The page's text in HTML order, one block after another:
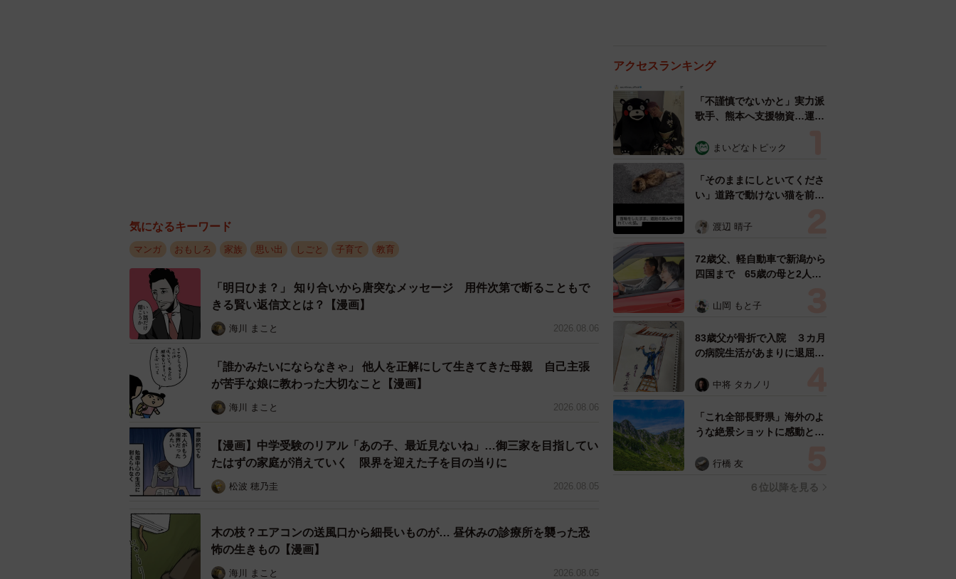
「しかもその子によって対応違ったりするから凄いよね～～。」
「仏先生のおかげで『しゃーだら』が仏教用語にしか聞こえない」
「仏様に見えるのは、わかる」
「保育士さんの給料あげてほしい」
漫画には絶賛コメントがたくさん寄せられ、素晴らしさと感謝の気持ちから手を合わせる人
まであらわれました。
保育士という仕事の素晴らしさを感じました
やまぎしさんに漫画について詳しく聞きました。
──仏先生に助けられましたね。
ベテラン先生なので、子どもへの接し方はいつもすごいなあ〜と思っていました。でも、
こんなに鮮やかな技を目の当たりにしたことは初めてだったのでびっくりしました。
──仏先生は、どんなところがスゴイと感じていますか？
こどもの細かい部分をよく見てくださっているな〜といつも思います。連絡帳の『今日の
気になるキーワード
マンガ おもしろ 家族 思い出 しごと 子育て 教育
「明日ひま？」 知り合いから唐突なメッセージ 用件次第で断ることもで
きる賢い返信文とは？【漫画】
海川 まこと 2026.08.06
「誰かみたいにならなきゃ」 他人を正解にして生きてきた母親 自己主張
が苦手な娘に教わった大切なこと【漫画】
海川 まこと 2026.08.06
【漫画】中学受験のリアル「あの子、最近見ないね」…御三家を目指してい
たはずの家庭が消えていく 限界を迎えた子を目の当りに
松波 穂乃圭 2026.08.05
木の枝？エアコンの送風口から細長いものが… 昼休みの診療所を襲った恐
怖の生きもの【漫画】
海川 まこと 2026.08.05
アクセスランキング
「不謹慎でないかと」実力派
歌手、熊本へ支援物資…運搬
めらい 「痛いほど伝わる」
まいどなトピック
「そのままにしといてくださ
い」道路で動けない猫を前に
ようとした4日間 「命の重
表の訴え
渡辺 晴子
72歳父、軽自動車で新潟から
四国まで 65歳の母と2人で
憩まで分刻み… 「大学生で
山岡 もと子
83歳父が骨折で入院 ３カ月
の病院生活があまりに退屈で
い！」→スケッチブックを見
すよ…」
中将 タカノリ
「これ全部長野県」海外のよ
うな絶景ショットに感動と反
ったんだって気づいた」
行橋 友
６位以降を見る